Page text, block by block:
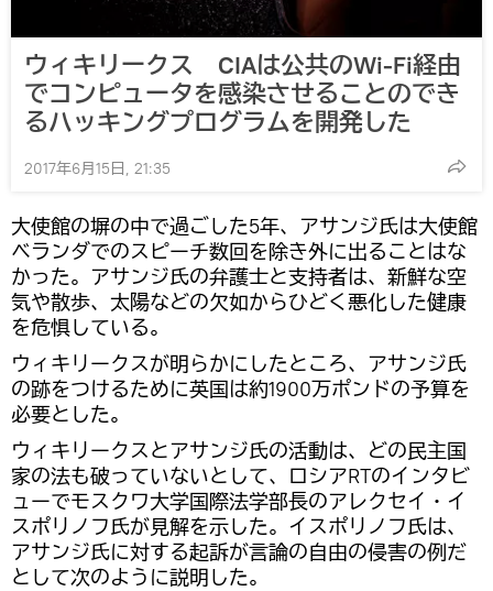
ウィキリークス CIAは公共のWi-Fi経由
でコンピュータを感染させることのでき
るハッキングプログラムを開発した
2017年6月15日, 21:35
大使館の塀の中で過ごした5年、アサンジ氏は大使館
ベランダでのスピーチ数回を除き外に出ることはな
かった。アサンジ氏の弁護士と支持者は、新鮮な空
気や散歩、太陽などの欠如からひどく悪化した健康
を危惧している。
ウィキリークスが明らかにしたところ、アサンジ氏
の跡をつけるために英国は約1900万ポンドの予算を
必要とした。
ウィキリークスとアサンジ氏の活動は、どの民主国
家の法も破っていないとして、ロシアRTのインタビ
ューでモスクワ大学国際法学部長のアレクセイ・イ
スポリノフ氏が見解を示した。イスポリノフ氏は、
アサンジ氏に対する起訴が言論の自由の侵害の例だ
として次のように説明した。